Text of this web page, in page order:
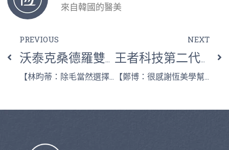
來自韓國的醫美
PREVIOUS
沃泰克桑德羅雙波長雷射系統
【林昀蒂：除毛當然選擇去恆美學！】
NEXT
王者科技第二代皮克爾皮秒雷射
【鄭博：很感謝恆美學幫我養好肌！】